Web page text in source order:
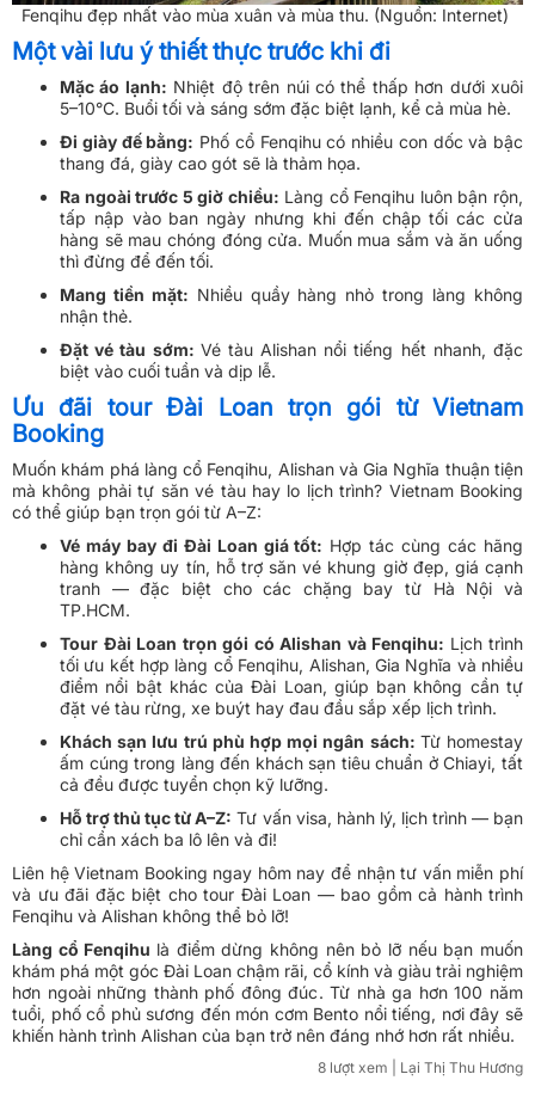
Fenqihu đẹp nhất vào mùa xuân và mùa thu. (Nguồn: Internet)
Một vài lưu ý thiết thực trước khi đi
Mặc áo lạnh: Nhiệt độ trên núi có thể thấp hơn dưới xuôi
5–10°C. Buổi tối và sáng sớm đặc biệt lạnh, kể cả mùa hè.
Đi giày đế bằng: Phố cổ Fenqihu có nhiều con dốc và bậc
thang đá, giày cao gót sẽ là thảm họa.
Ra ngoài trước 5 giờ chiều: Làng cổ Fenqihu luôn bận rộn,
tấp nập vào ban ngày nhưng khi đến chập tối các cửa
hàng sẽ mau chóng đóng cửa. Muốn mua sắm và ăn uống
thì đừng để đến tối.
Mang tiền mặt: Nhiều quầy hàng nhỏ trong làng không
nhận thẻ.
Đặt vé tàu sớm: Vé tàu Alishan nổi tiếng hết nhanh, đặc
biệt vào cuối tuần và dịp lễ.
Ưu đãi tour Đài Loan trọn gói từ Vietnam
Booking
Muốn khám phá làng cổ Fenqihu, Alishan và Gia Nghĩa thuận tiện
mà không phải tự săn vé tàu hay lo lịch trình? Vietnam Booking
có thể giúp bạn trọn gói từ A–Z:
Vé máy bay đi Đài Loan giá tốt: Hợp tác cùng các hãng
hàng không uy tín, hỗ trợ săn vé khung giờ đẹp, giá cạnh
tranh — đặc biệt cho các chặng bay từ Hà Nội và
TP.HCM.
Tour Đài Loan trọn gói có Alishan và Fenqihu: Lịch trình
tối ưu kết hợp làng cổ Fenqihu, Alishan, Gia Nghĩa và nhiều
điểm nổi bật khác của Đài Loan, giúp bạn không cần tự
đặt vé tàu rừng, xe buýt hay đau đầu sắp xếp lịch trình.
Khách sạn lưu trú phù hợp mọi ngân sách: Từ homestay
ấm cúng trong làng đến khách sạn tiêu chuẩn ở Chiayi, tất
cả đều được tuyển chọn kỹ lưỡng.
Hỗ trợ thủ tục từ A–Z: Tư vấn visa, hành lý, lịch trình — bạn
chỉ cần xách ba lô lên và đi!
Liên hệ Vietnam Booking ngay hôm nay để nhận tư vấn miễn phí
và ưu đãi đặc biệt cho tour Đài Loan — bao gồm cả hành trình
Fenqihu và Alishan không thể bỏ lỡ!
Làng cổ Fenqihu là điểm dừng không nên bỏ lỡ nếu bạn muốn
khám phá một góc Đài Loan chậm rãi, cổ kính và giàu trải nghiệm
hơn ngoài những thành phố đông đúc. Từ nhà ga hơn 100 năm
tuổi, phố cổ phủ sương đến món cơm Bento nổi tiếng, nơi đây sẽ
khiến hành trình Alishan của bạn trở nên đáng nhớ hơn rất nhiều.
8 lượt xem | Lại Thị Thu Hương